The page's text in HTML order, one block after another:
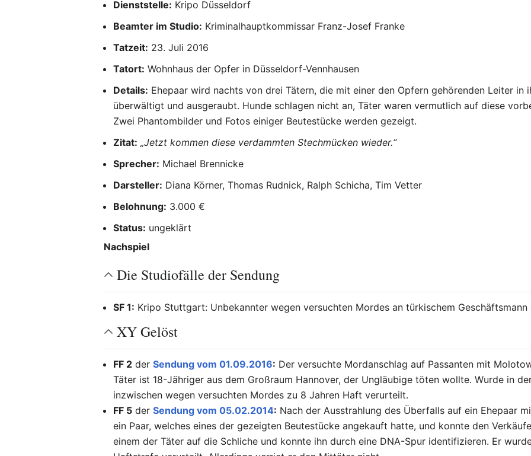
Dienststelle: Kripo Düsseldorf
Beamter im Studio: Kriminalhauptkommissar Franz-Josef Franke
Tatzeit: 23. Juli 2016
Tatort: Wohnhaus der Opfer in Düsseldorf-Vennhausen
Details: Ehepaar wird nachts von drei Tätern, die mit einer den Opfern gehörenden Leiter in
überwältigt und ausgeraubt. Hunde schlagen nicht an, Täter waren vermutlich auf diese
Zwei Phantombilder und Fotos einiger Beutestücke werden gezeigt.
Zitat: „Jetzt kommen diese verdammten Stechmücken wieder.“
Sprecher: Michael Brennicke
Darsteller: Diana Körner, Thomas Rudnick, Ralph Schicha, Tim Vetter
Belohnung: 3.000 €
Status: ungeklärt
Nachspiel
Die Studiofälle der Sendung
SF 1: Kripo Stuttgart: Unbekannter wegen versuchten Mordes an türkischem
XY Gelöst
FF 2 derSendung vom 01.09.2016: Der versuchte Mordanschlag auf Passanten mit
Täter ist 18-Jähriger aus dem Großraum Hannover, der Ungläubige töten wollte. Wurde in
inzwischen wegen versuchten Mordes zu 8 Jahren Haft verurteilt.
FF 5 derSendung vom 05.02.2014: Nach der Ausstrahlung des Überfalls auf ein Ehepaar
ein Paar, welches eines der gezeigten Beutestücke angekauft hatte, und konnte den
einem der Täter auf die Schliche und konnte ihn durch eine DNA-Spur identifizieren. Er